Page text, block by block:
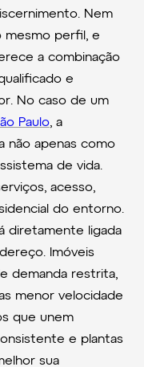
Nem
mesmo perfil, e
a combinação
e
No caso de um
Paulo, a
não apenas como
de vida.
acesso,
do entorno.
diretamente ligada
Imóveis
demanda restrita,
menor velocidade
que unem
e plantas
sua